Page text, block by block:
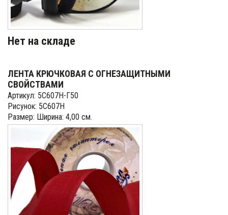
Нет на складе
ЛЕНТА КРЮЧКОВАЯ С ОГНЕЗАЩИТНЫМИ
СВОЙСТВАМИ
Артикул: 5С607Н-Г50
Рисунок: 5С607Н
Размер: Ширина: 4,00 см.